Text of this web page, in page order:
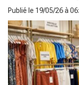
Publié le 19/05/26 à